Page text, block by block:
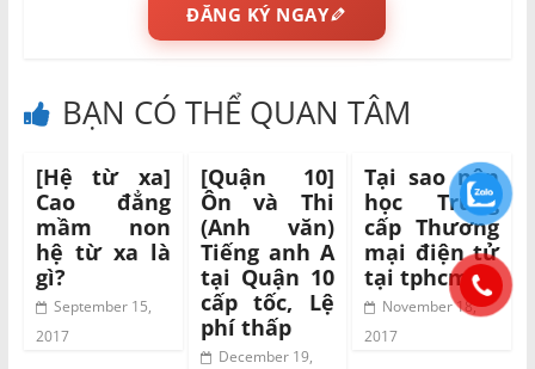
ĐĂNG KÝ NGAY
BẠN CÓ THỂ QUAN TÂM
[Hệ từ xa]
Cao đẳng
mầm non
hệ từ xa là
gì?
September 15,
2017
[Quận 10]
Ôn và Thi
(Anh văn)
Tiếng anh A
tại Quận 10
cấp tốc, Lệ
phí thấp
December 19,
Tại sao nên
học Trung
cấp Thương
mại điện tử
tại tphcm
November 18,
2017